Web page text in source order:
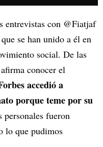
entrevistas con @Fiatjaf
se han unido a él en
social. De las
conocer el
accedió a
porque teme por su
personales fueron
lo que pudimos